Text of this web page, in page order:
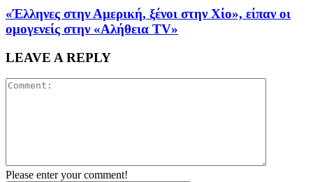
«Έλληνες στην Αμερική, ξένοι στην Χίο», είπαν οι
ομογενείς στην «Αλήθεια ΤV»
LEAVE A REPLY
Please enter your comment!